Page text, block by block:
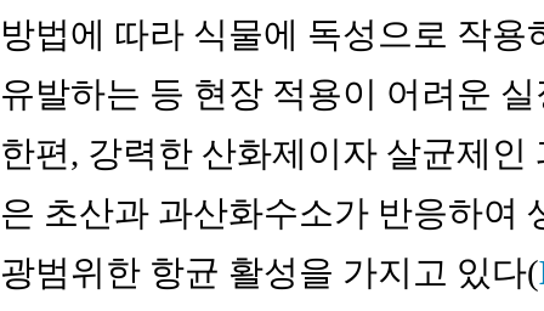
방법에 따라 식물에 독성으로 작
유발하는 등 현장 적용이 어려운
한편, 강력한 산화제이자 살균제인
은 초산과 과산화수소가 반응하여
광범위한 항균 활성을 가지고 있다(